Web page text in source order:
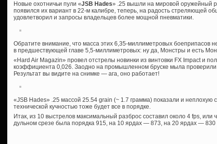
Новые охотничьи пули «JSB Hades» .25 вышли на мировой оружейный
появился их вариант в 22-м калибре, теперь, на радость стреляющей
удовлетворил и запросы владельцев более мощной пневматики.
Обратите внимание, что масса этих 6,35-миллиметровых боеприпасов
в предшествующей главе 5,5-миллиметровых: ну да, Монстры и есть
«Hard Air Magazin» провел отстрелы новинки из винтовки FX Impact и
коэффициента 0,026. Заодно на промышленном бруске мыла проверили
Результат вы видите на снимке — ага, оно работает!
«JSB Hades» .25 массой 25.54 grain (~ 1.7 грамма) показали и неплохую
технической кучностью тоже будет все в порядке.
Итак, из 10 выстрелов максимальный разброс составил около 4 fps, или
дульном срезе была порядка 915, на 10 ярдах — 873, на 20 ярдах —